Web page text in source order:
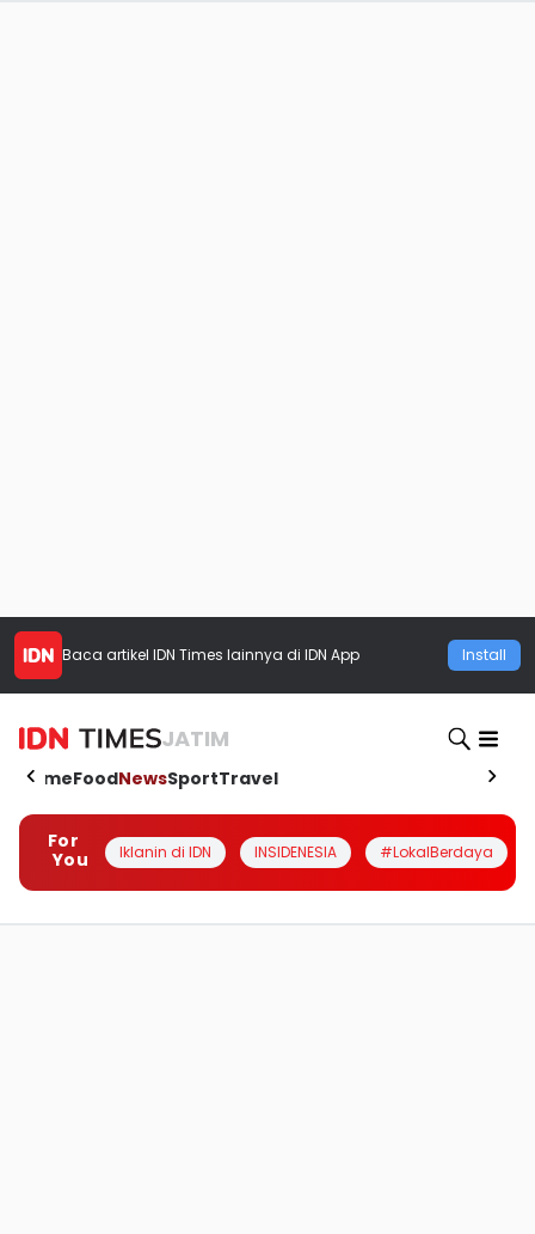
Baca artikel IDN Times lainnya di IDN App Install
JATIM
HomeFoodNewsSportTravel
For
You
Iklanin di IDN INSIDENESIA #LokalBerdaya